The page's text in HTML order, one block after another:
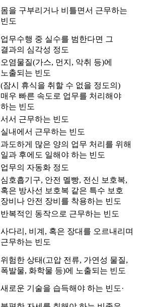
몸을 구부리거나 비틀면서 근무하는
빈도
업무수행 중 실수를 범한다면 그
결과의 심각성 정도
오염물질(가스, 먼지, 악취 등)에
노출되는 빈도
(잠시 휴식을 취할 수 없을 정도의)
매우 빠른 속도로 업무를 처리해야
하는 빈도
서서 근무하는 빈도
실내에서 근무하는 빈도
과도하게 많은 양의 업무 처리를 위해
일과 후에도 일해야 하는 빈도
업무의 자동화 정도
심호흡기구, 안전 멜빵, 전신 보호복,
혹은 방사선 보호복 같은 특수 보호
장비나 안전 장비를 착용하는 빈도
반복적인 동작으로 근무하는 빈도
사다리, 비계, 혹은 장대를 오르내리며
근무하는 빈도
위험한 상태(고압 전류, 가연성 물질,
폭발물, 화학물 등)에 노출되는 빈도
새로운 기술을 습득해야 하는 빈도·